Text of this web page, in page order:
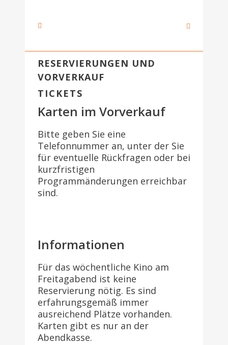
RESERVIERUNGEN UND
VORVERKAUF
TICKETS
Karten im Vorverkauf
Bitte geben Sie eine
Telefonnummer an, unter der Sie
für eventuelle Rückfragen oder bei
kurzfristigen
Programmänderungen erreichbar
sind.
Informationen
Für das wöchentliche Kino am
Freitagabend ist keine
Reservierung nötig. Es sind
erfahrungsgemäß immer
ausreichend Plätze vorhanden.
Karten gibt es nur an der
Abendkasse.